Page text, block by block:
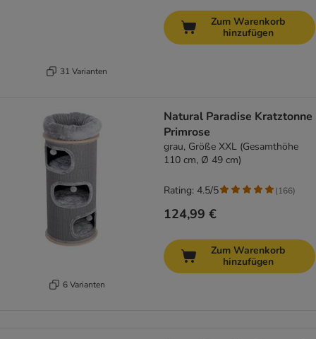
31 Varianten
Zum Warenkorb
hinzufügen
6 Varianten
Natural Paradise Kratztonne
Primrose
grau, Größe XXL (Gesamthöhe
110 cm, Ø 49 cm)
124,99 €
Rating: 4.5/5 (166)
Zum Warenkorb
hinzufügen